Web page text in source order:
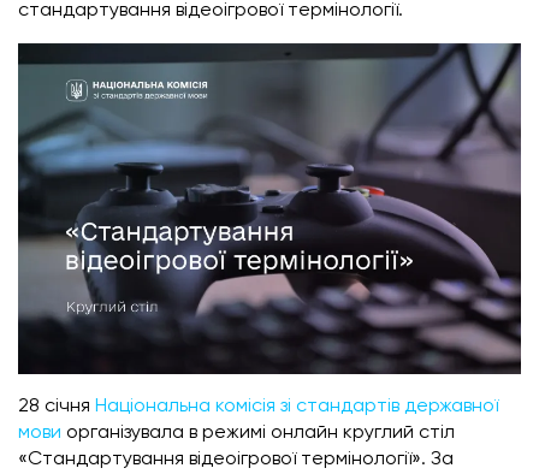
стандартування відеоігрової термінології.
28 січня Національна комісія зі стандартів державної
мови організувала в режимі онлайн круглий стіл
«Стандартування відеоігрової термінології». За